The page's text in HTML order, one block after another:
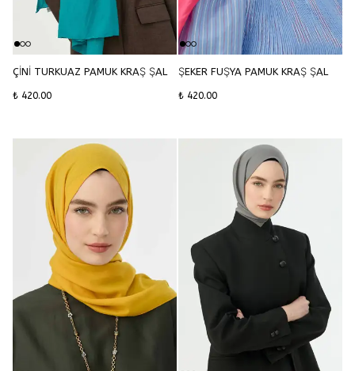
ÇİNİ TURKUAZ PAMUK KRAŞ ŞAL
₺ 420.00
ŞEKER FUŞYA PAMUK KRAŞ ŞAL
₺ 420.00